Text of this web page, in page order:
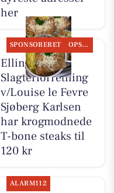
her
SPONSORERET OPSLAGSTAVLEN
Elling
Slagterforretning
v/Louise le Fevre
Sjøberg Karlsen
har krogmodnede
T-bone steaks til
120 kr
ALARM112